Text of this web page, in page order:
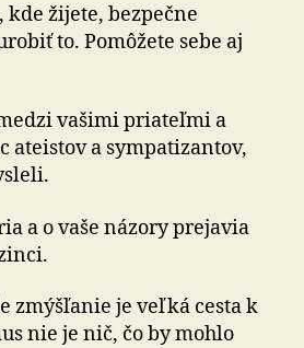
kde žijete, bezpečne
to. Pomôžete sebe aj
vašimi priateľmi a
ateistov a sympatizantov,
a o vaše názory prejavia
zmýšľanie je veľká cesta k
nie je nič, čo by mohlo